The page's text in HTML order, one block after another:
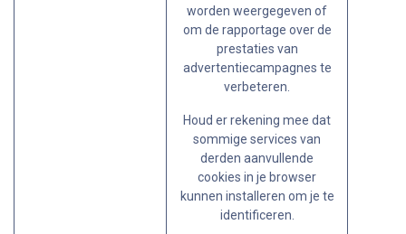
worden weergegeven of
om de rapportage over de
prestaties van
advertentiecampagnes te
verbeteren.
Houd er rekening mee dat
sommige services van
derden aanvullende
cookies in je browser
kunnen installeren om je te
identificeren.